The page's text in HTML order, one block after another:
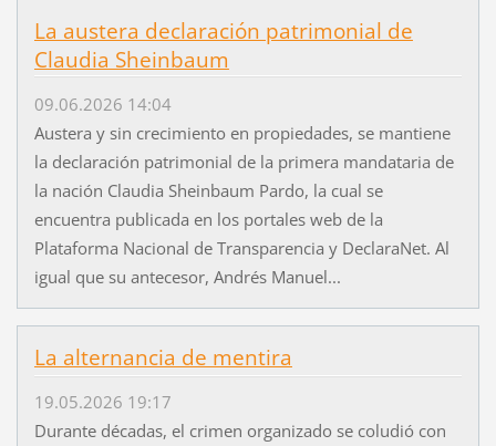
La austera declaración patrimonial de
Claudia Sheinbaum
09.06.2026 14:04
Austera y sin crecimiento en propiedades, se mantiene
la declaración patrimonial de la primera mandataria de
la nación Claudia Sheinbaum Pardo, la cual se
encuentra publicada en los portales web de la
Plataforma Nacional de Transparencia y DeclaraNet. Al
igual que su antecesor, Andrés Manuel...
La alternancia de mentira
19.05.2026 19:17
Durante décadas, el crimen organizado se coludió con